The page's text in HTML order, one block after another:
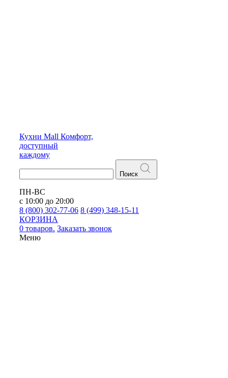
Кухни Mall Комфорт,
доступный
каждому
Поиск
ПН-ВС
с 10:00 до 20:00
8 (800) 302-77-06 8 (499) 348-15-11
КОРЗИНА
0 товаров. Заказать звонок
Меню